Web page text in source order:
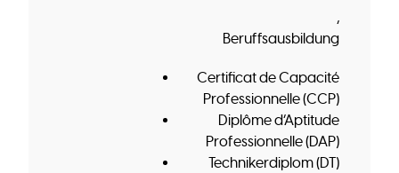
Beruffsausbildung
Certificat de Capacité
Professionnelle (CCP)
Diplôme d’Aptitude
Professionnelle (DAP)
Technikerdiplom (DT)